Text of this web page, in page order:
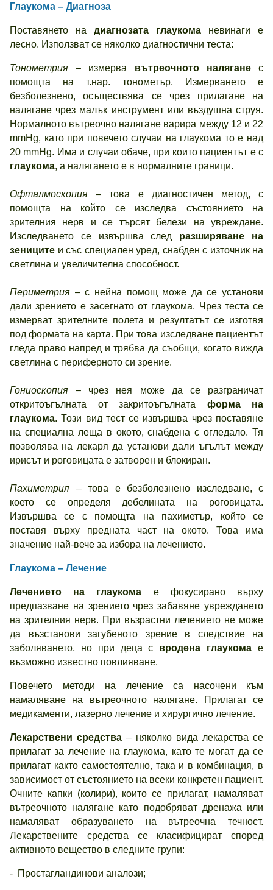
Глаукома – Диагноза
Поставянето на диагнозата глаукома невинаги е
лесно. Използват се няколко диагностични теста:
Тонометрия– измерва вътреочното наляганес
помощта на т.нар. тонометър. Измерването е
безболезнено, осъществява се чрез прилагане на
налягане чрез малък инструмент или въздушна струя.
Нормалното вътреочно налягане варира между 12 и 22
mmHg, като при повечето случаи на глаукома то е над
20 mmHg. Има и случаи обаче, при които пациентът е с
глаукома, а налягането е в нормалните граници.
Офталмоскопия– това е диагностичен метод, с
помощта на който се изследва състоянието на
зрителния нерв и се търсят белези на увреждане.
Изследването се извършва след разширяване на
зениците и със специален уред, снабден с източник на
светлина и увеличителна способност.
Периметрия – с нейна помощ може да се установи
дали зрението е засегнато от глаукома. Чрез теста се
измерват зрителните полета и резултатът се изготвя
под формата на карта. При това изследване пациентът
гледа право напред и трябва да съобщи, когато вижда
светлина с периферното си зрение.
Гониоскопия– чрез нея може да се разграничат
откритоъгълната от закритоъгълната форма на
глаукома. Този вид тест се извършва чрез поставяне
на специална леща в окото, снабдена с огледало. Тя
позволява на лекаря да установи дали ъгълът между
ирисът и роговицата е затворен и блокиран.
Пахиметрия – това е безболезнено изследване, с
което се определя дебелината на роговицата.
Извършва се с помощта на пахиметър, който се
поставя върху предната част на окото. Това има
значение най-вече за избора на лечението.
Глаукома – Лечение
Лечението на глаукома е фокусирано върху
предпазване на зрението чрез забавяне увреждането
на зрителния нерв. При възрастни лечението не може
да възстанови загубеното зрение в следствие на
заболяването, но при деца с вродена глаукома е
възможно известно повлияване.
Повечето методи на лечение са насочени към
намаляване на вътреочното налягане. Прилагат се
медикаменти, лазерно лечение и хирургично лечение.
Лекарствени средства – няколко вида лекарства се
прилагат за лечение на глаукома, като те могат да се
прилагат както самостоятелно, така и в комбинация, в
зависимост от състоянието на всеки конкретен пациент.
Очните капки (колири), които се прилагат, намаляват
вътреочното налягане като подобряват дренажа или
намаляват образуването на вътреочна течност.
Лекарствените средства се класифицират според
активното вещество в следните групи:
- Простагландинови аналози;